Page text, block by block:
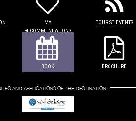
MY
RECOMMENDATIONS
TOURIST EVENTS
BOOK BROCHURE
AND APPLICATIONS OF THE DESTINATION: